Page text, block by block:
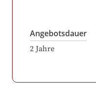
Angebotsdauer
2 Jahre